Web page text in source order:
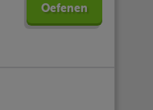
Oefenen